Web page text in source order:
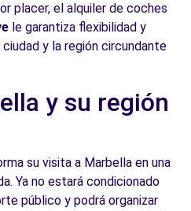
placer, el alquiler de coches
le garantiza flexibilidad y
y la región circundante
y su región
su visita a Marbella en una
Ya no estará condicionado
público y podrá organizar